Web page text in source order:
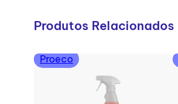
Produtos Relacionados
Proeco